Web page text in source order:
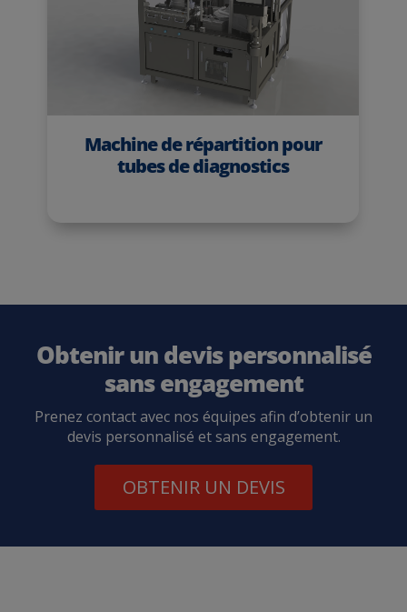
Machine de répartition pour
tubes de diagnostics
Obtenir un devis personnalisé
sans engagement
Prenez contact avec nos équipes afin d’obtenir un
devis personnalisé et sans engagement.
OBTENIR UN DEVIS